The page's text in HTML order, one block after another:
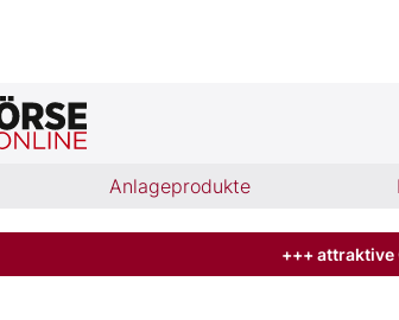
Anlageprodukte
Jetzt aktuelle Ausgabe BÖRSE ONLINE lesen
+++